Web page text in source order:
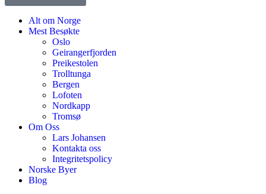
Alt om Norge
Mest Besøkte
Oslo
Geirangerfjorden
Preikestolen
Trolltunga
Bergen
Lofoten
Nordkapp
Tromsø
Om Oss
Lars Johansen
Kontakta oss
Integritetspolicy
Norske Byer
Blog